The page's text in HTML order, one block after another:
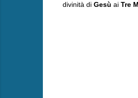
divinità di Gesù ai Tre